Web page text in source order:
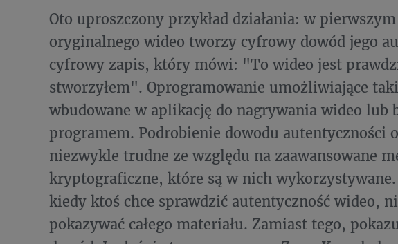
Oto uproszczony przykład działania: w
oryginalnego wideo tworzy cyfrowy dowód jego
cyfrowy zapis, który mówi: "To wideo jest
stworzyłem". Oprogramowanie umożliwiające
wbudowane w aplikację do nagrywania wideo lub
programem. Podrobienie dowodu autentyczności
niezwykle trudne ze względu na zaawansowane
kryptograficzne, które są w nich
kiedy ktoś chce sprawdzić autentyczność wideo,
pokazywać całego materiału. Zamiast tego,